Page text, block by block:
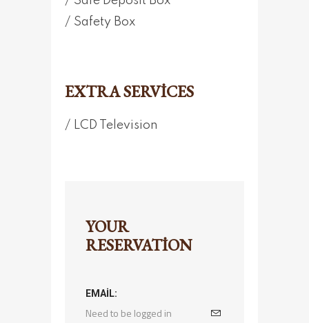
Safety Box
EXTRA SERVICES
LCD Television
YOUR
RESERVATION
EMAIL: